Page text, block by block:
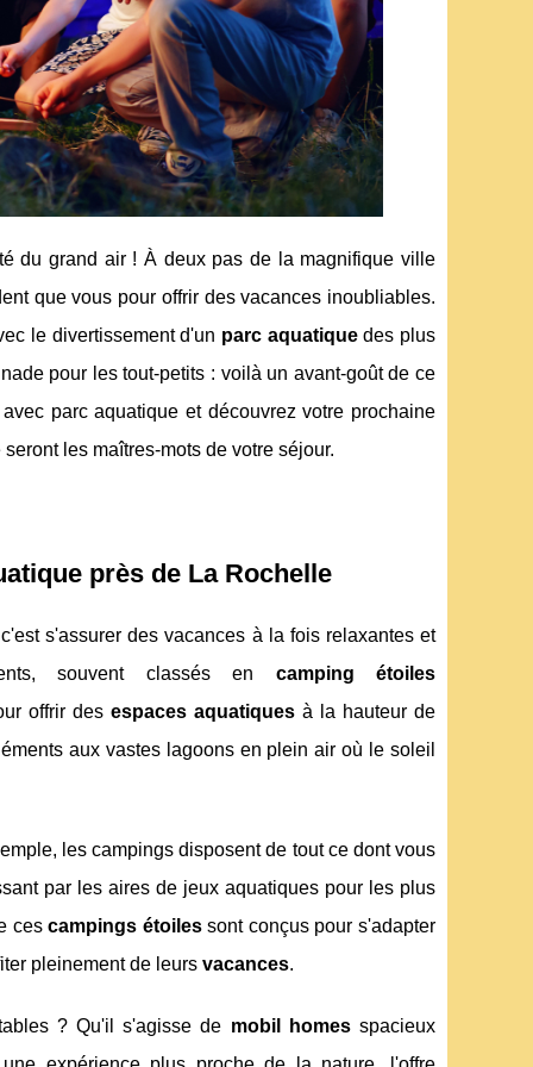
du grand air ! À deux pas de la magnifique ville
que vous pour offrir des vacances inoubliables.
le divertissement d'un parc aquatiquedes plus
pour les tout-petits : voilà un avant-goût de ce
parc aquatique et découvrez votre prochaine
les maîtres-mots de votre séjour.
près de La Rochelle
s'assurer des vacances à la fois relaxantes et
souvent classés en camping étoiles
offrir des espaces aquatiques à la hauteur de
aux vastes lagoons en plein air où le soleil
les campings disposent de tout ce dont vous
par les aires de jeux aquatiques pour les plus
cescampings étoilessont conçus pour s'adapter
pleinement de leurs vacances.
? Qu'il s'agisse de mobil homesspacieux